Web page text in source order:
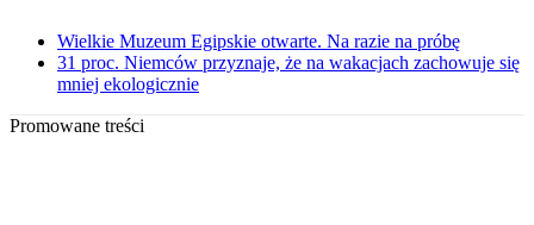
Wielkie Muzeum Egipskie otwarte. Na razie na próbę
31 proc. Niemców przyznaje, że na wakacjach zachowuje się
mniej ekologicznie
Promowane treści